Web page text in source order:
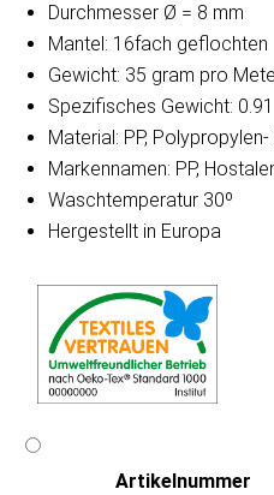
Durchmesser Ø = 8 mm
Mantel: 16fach geflochten
Gewicht: 35 gram pro
Spezifisches Gewicht:
Material: PP, Polypropylen-
Markennamen: PP,
Waschtemperatur 30º
Hergestellt in Europa
Artikeln‌ummer